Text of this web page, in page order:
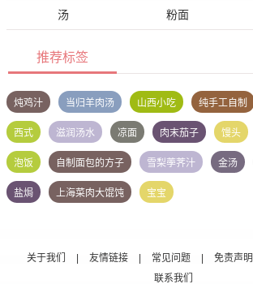
汤 粉面
推荐标签
炖鸡汁 当归羊肉汤 山西小吃 纯手工自制
西式 滋润汤水 凉面 肉末茄子 馒头
泡饭 自制面包的方子 雪梨荸荠汁 金汤
盐焗 上海菜肉大馄饨 宝宝
关于我们 | 友情链接 | 常见问题 | 免责声明
联系我们